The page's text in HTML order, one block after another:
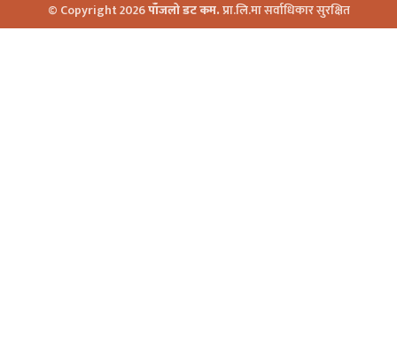
© Copyright 2026पाँजलो डट कम.प्रा.लि.मा सर्वाधिकार सुरक्षित